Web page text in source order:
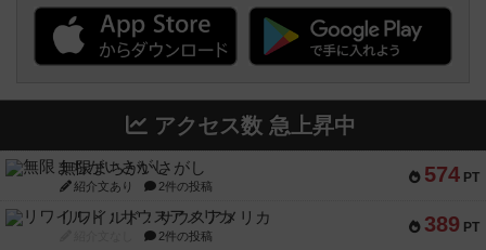
アクセス数 急上昇中
574 PT
無限まちがいさがし
紹介文あり 2件の投稿
389 PT
リワイルド：サウスアメリカ
2件の投稿